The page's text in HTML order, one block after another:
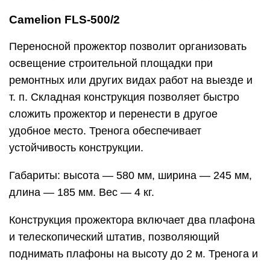
Camelion FLS-500/2
Переносной прожектор позволит организовать
освещение строительной площадки при
ремонтных или других видах работ на выезде и
т. п. Складная конструкция позволяет быстро
сложить прожектор и перенести в другое
удобное место. Тренога обеспечивает
устойчивость конструкции.
Габариты: высота — 580 мм, ширина — 245 мм,
длина — 185 мм. Вес — 4 кг.
Конструкция прожектора включает два плафона
и телескопический штатив, позволяющий
поднимать плафоны на высоту до 2 м. Тренога и